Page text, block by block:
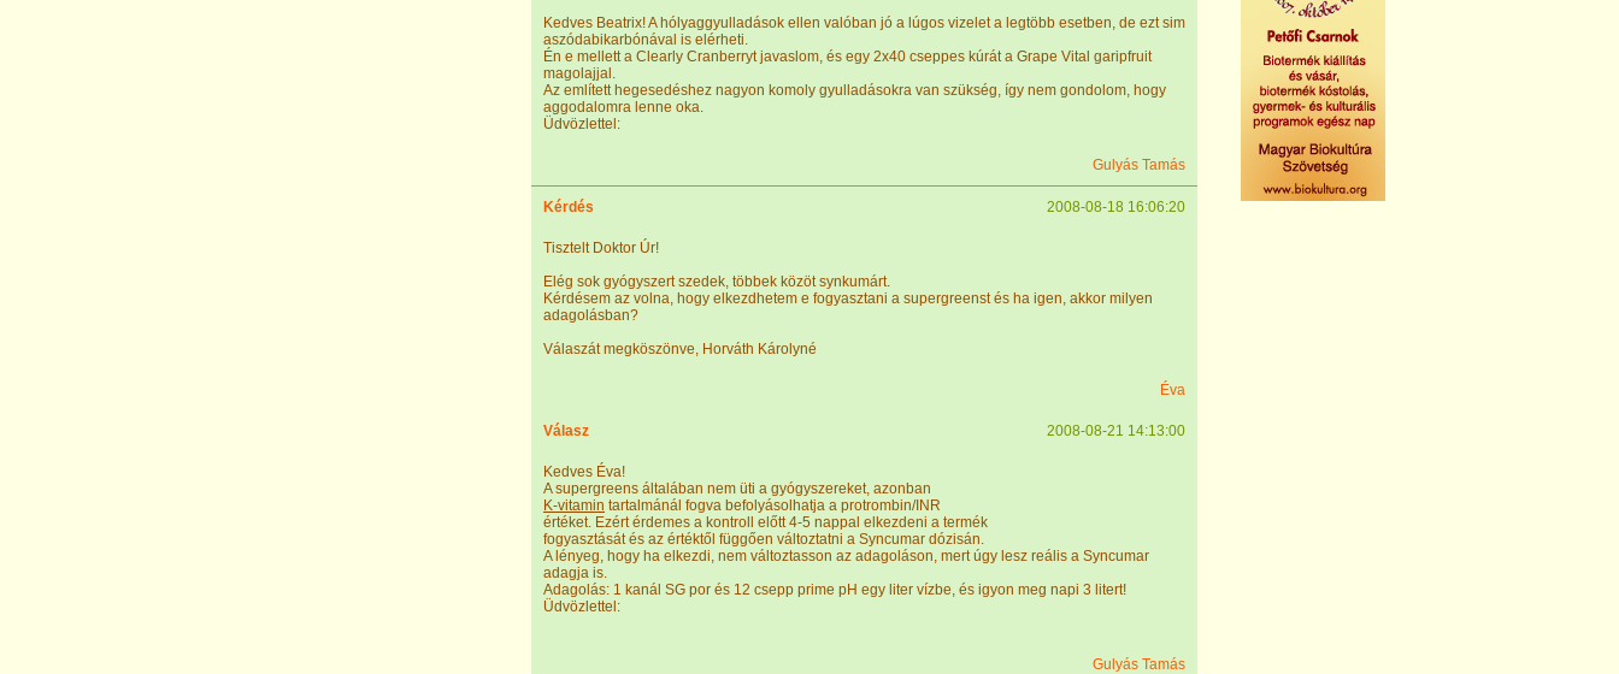
Kedves Beatrix! A hólyaggyulladások ellen valóban jó a lúgos vizelet a legtöbb esetben, de ezt sim
aszódabikarbónával is elérheti.
Én e mellett a Clearly Cranberryt javaslom, és egy 2x40 cseppes kúrát a Grape Vital garipfruit
magolajjal.
Az említett hegesedéshez nagyon komoly gyulladásokra van szükség, így nem gondolom, hogy
aggodalomra lenne oka.
Üdvözlettel:
Gulyás Tamás
Kérdés 2008-08-18 16:06:20
Tisztelt Doktor Úr!
Elég sok gyógyszert szedek, többek közöt synkumárt.
Kérdésem az volna, hogy elkezdhetem e fogyasztani a supergreenst és ha igen, akkor milyen
adagolásban?
Válaszát megköszönve, Horváth Károlyné
Éva
Válasz 2008-08-21 14:13:00
Kedves Éva!
A supergreens általában nem üti a gyógyszereket, azonban
K-vitamin tartalmánál fogva befolyásolhatja a protrombin/INR
értéket. Ezért érdemes a kontroll előtt 4-5 nappal elkezdeni a termék
fogyasztását és az értéktől függően változtatni a Syncumar dózisán.
A lényeg, hogy ha elkezdi, nem változtasson az adagoláson, mert úgy lesz reális a Syncumar
adagja is.
Adagolás: 1 kanál SG por és 12 csepp prime pH egy liter vízbe, és igyon meg napi 3 litert!
Üdvözlettel:
Gulyás Tamás